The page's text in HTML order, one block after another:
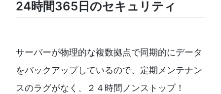
24時間365日のセキュリティ
サーバーが物理的な複数拠点で同期的にデータ
をバックアップしているので、定期メンテナン
スのラグがなく、２４時間ノンストップ！